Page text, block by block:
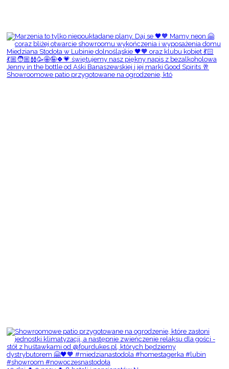
Showroomowe patio przygotowane na ogrodzenie, któ